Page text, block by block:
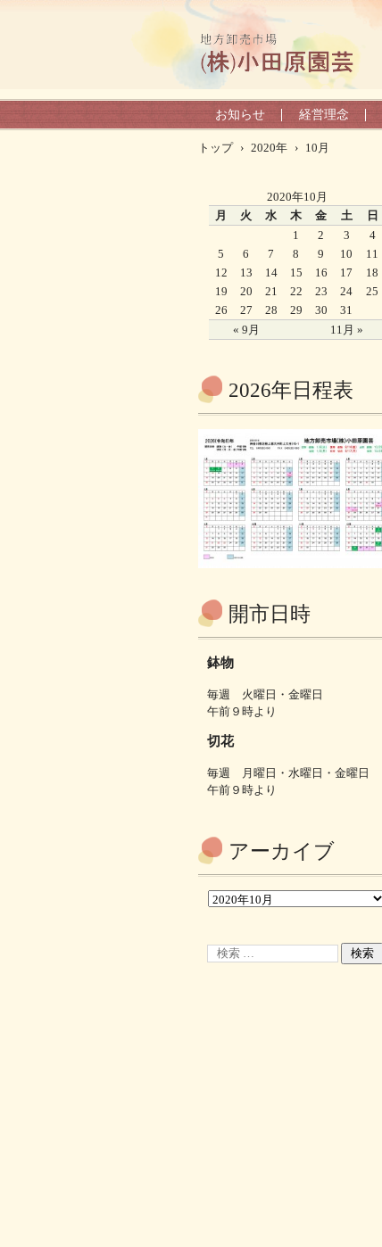
お知らせ 経営理念
トップ › 2020年 › 10月
2020年10月
月
火 水 木 金 土 日
« 9月 11月 »
1 2 3
4
5
6 7 8 9 10
11
12
13 14 15 16 17
18
19
20 21 22 23 24
25
26
27 28 29 30 31
2026年日程表
開市日時
鉢物
毎週 火曜日・金曜日
午前９時より
切花
毎週 月曜日・水曜日・金曜日
午前９時より
アーカイブ